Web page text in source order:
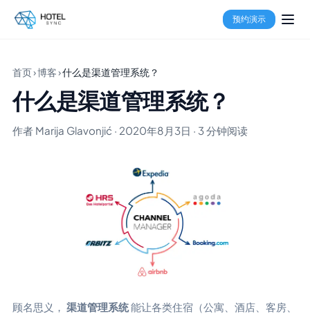
预约演示
首页›博客›什么是渠道管理系统？
什么是渠道管理系统？
作者 Marija Glavonjić · 2020年8月3日 · 3 分钟阅读
顾名思义， 渠道管理系统能让各类住宿（公寓、酒店、客房、